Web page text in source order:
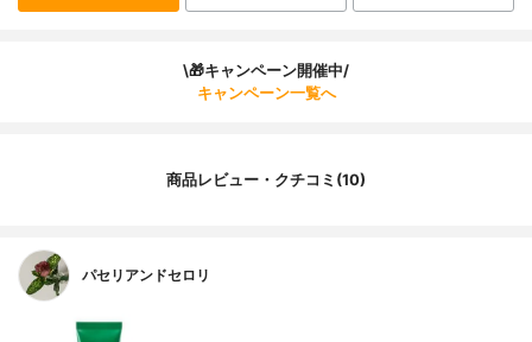
\🎁キャンペーン開催中/
キャンペーン一覧へ
商品レビュー・クチコミ(10)
パセリアンドセロリ